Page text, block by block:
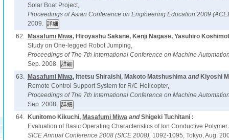
Solar Boat Project,
Proceedings of Asian Conference on Engineering Education 2009
2009.
62.
Masafumi Miwa, Hiroyashu Sakane, Kenji Nagase, Yasuhiro
Study on One-legged Robot Jumping,
Proceedings of The 7th International Conference on Machine
Sep. 2008.
63.
Masafumi Miwa, Ittetsu Shiraishi, Makoto Matshushimaand Kiyoshi
Remote Control Support System for R/C Helicopter,
Proceedings of The 7th International Conference on Machine
Sep. 2008.
64.
Kunitomo Kikuchi, Masafumi MiwaandShigeki Tuchitani :
Evaluation of Basic Operating Characteristics of Ion Conductive
SICE Annual Conference 2008 (SICE 2008), 1092-1095, Tokyo, Aug.